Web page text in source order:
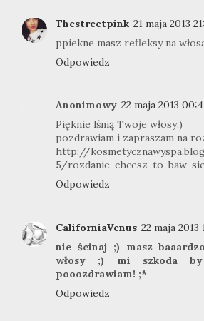
Thestreetpink 21 maja 2013
ppiekne masz refleksy na
Odpowiedz
Anonimowy 22 maja 2013
Pięknie lśnią Twoje włosy:)
pozdrawiam i zapraszam na
http://
5/rozdanie-chcesz-to-baw-
Odpowiedz
CaliforniaVenus 22 maja 2013
nie ścinaj ;) masz
włosy ;) mi szkoda by
pooozdrawiam! ;*
Odpowiedz